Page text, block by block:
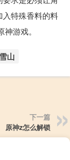
特殊香料的料
游戏。
雪山
下一篇
原神z怎么解锁